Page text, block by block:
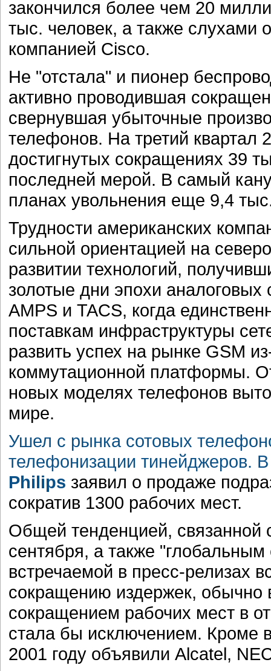
закончился более чем 20
тыс. человек, а также слухами
компанией Cisco.
Не "отстала" и пионер
активно проводившая
свернувшая убыточные
телефонов. На третий квартал
достигнутых сокращениях 39
последней мерой. В самый
планах увольнения еще 9,4
Трудности американских
сильной ориентацией на
развитии технологий,
золотые дни эпохи аналоговых
AMPS и TACS, когда
поставкам инфраструктуры
развить успех на рынке GSM
коммутационной платформы.
новых моделях телефонов
мире.
Ушел с рынка сотовых
телефонизации тинейджеров.
Philips заявил о продаже
сократив 1300 рабочих мест.
Общей тенденцией, связанной
сентября, а также
встречаемой в пресс-релизах
сокращению издержек,
сокращением рабочих мест в
стала бы исключением. Кроме
2001 году объявили Alcatel,